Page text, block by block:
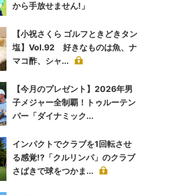
から手放せません!」
【小祝さくら ゴルフときどきタン
塩】Vol.92 好きなものは魚、ナ
マコ酢、シャ...
【今月のプレゼント】2026年男
子メジャー全制覇！トゥルーテン
パー「ダイナミック...
インパクトでクラブを1回転させ
る感覚!?「クルリンパ」のクラブ
さばきで球をつかま...